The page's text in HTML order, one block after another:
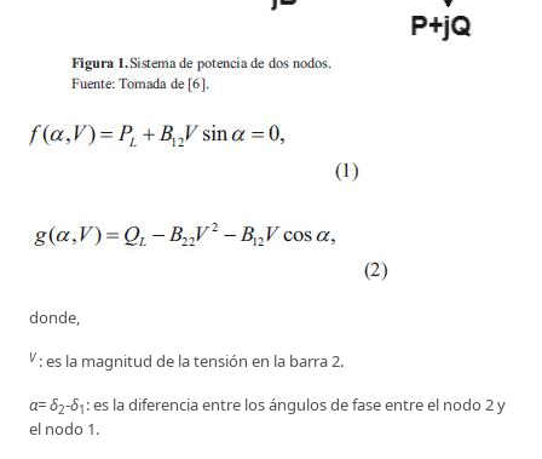
donde,
V : es la magnitud de la tensión en la barra 2.
α= δ2-δ1 : es la diferencia entre los ángulos de fase entre el nodo 2 y
el nodo 1.